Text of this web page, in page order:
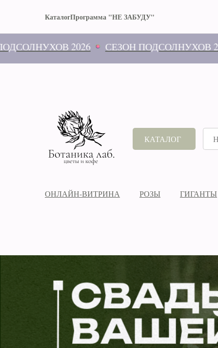
КаталогПрограмма "НЕ ЗАБУДУ"
2026 СЕЗОН ПОДСОЛНУХОВ 2026
КАТАЛОГ
ОНЛАЙН-ВИТРИНА РОЗЫ ГИГАНТЫ